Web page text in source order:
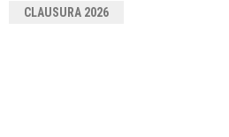
CLAUSURA 2026